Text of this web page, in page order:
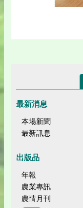
最新消息
本場新聞
最新訊息
出版品
年報
農業專訊
農情月刊